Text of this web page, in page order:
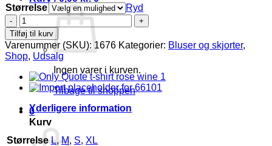
Ingen varer i kurven.
Tilbage til shoppen
0
Kurv
Størrelse
Ryd
Cassiopeia
Susie
bluse
grøn
combi
BM:S:130
M:140
L:150
XL:160
LG:75
Vejl.300,-
antal
Tilføj til kurv
Varenummer (SKU): 1676 Kategorier: Bluser og skjorter,
Shop, Udsalg
Yderligere information
Størrelse L,M, S, XL